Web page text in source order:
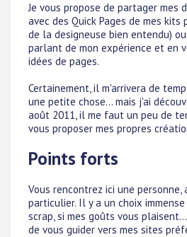
Je vous propose de partager mes
avec des Quick Pages de mes
de la designeuse bien entendu)
parlant de mon expérience et en
idées de pages.
Certainement, il m'arrivera de
une petite chose... mais j'ai
août 2011, il me faut un peu de
vous proposer mes propres
Points forts
Vous rencontrez ici une personne,
particulier. Il y a un choix
scrap, si mes goûts vous
de vous guider vers mes sites